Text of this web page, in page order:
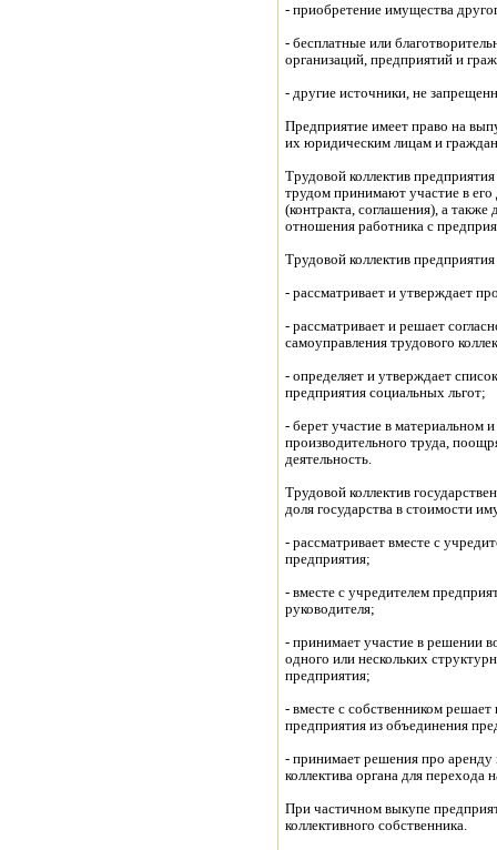
- приобретение имущества
- бесплатные или
организаций, предприятий и
- другие источники, не
Предприятие имеет право на
Трудовой коллектив
трудом принимают участие в его
(контракта, соглашения), а
отношения работника с
Трудовой коллектив
- рассматривает и утверждает
- рассматривает и решает
самоуправления трудового
- определяет и утверждает
предприятия социальных льгот;
- берет участие в материальном
производительного труда,
деятельность.
Трудовой коллектив
доля государства в стоимости
- рассматривает вместе с
предприятия;
- вместе с учредителем
руководителя;
- принимает участие в решении
одного или нескольких
предприятия;
- вместе с собственником
предприятия из объединения
- принимает решения про аренду
коллектива органа для перехода
При частичном выкупе
коллективного собственника.